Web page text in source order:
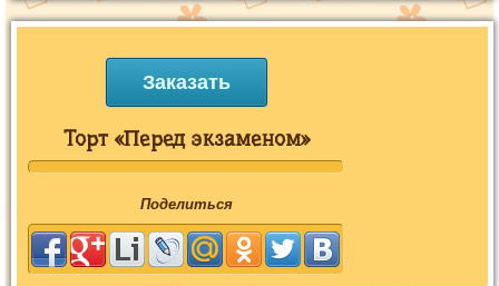
Заказать
Торт «Перед экзаменом»
Поделиться